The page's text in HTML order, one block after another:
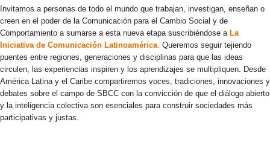
Invitamos a personas de todo el mundo que trabajan, investigan, enseñan o
creen en el poder de la Comunicación para el Cambio Social y de
Comportamiento a sumarse a esta nueva etapa suscribiéndose a La
Iniciativa de Comunicación Latinoamérica. Queremos seguir tejiendo
puentes entre regiones, generaciones y disciplinas para que las ideas
circulen, las experiencias inspiren y los aprendizajes se multipliquen. Desde
América Latina y el Caribe compartiremos voces, tradiciones, innovaciones y
debates sobre el campo de SBCC con la convicción de que el diálogo abierto
y la inteligencia colectiva son esenciales para construir sociedades más
participativas y justas.